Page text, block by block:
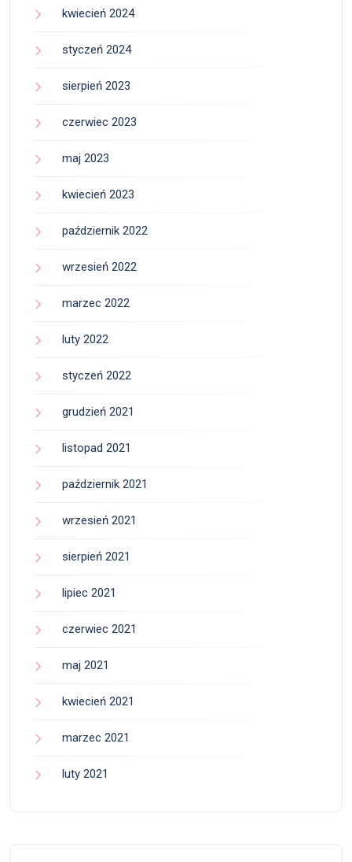
kwiecień 2024
styczeń 2024
sierpień 2023
czerwiec 2023
maj 2023
kwiecień 2023
październik 2022
wrzesień 2022
marzec 2022
luty 2022
styczeń 2022
grudzień 2021
listopad 2021
październik 2021
wrzesień 2021
sierpień 2021
lipiec 2021
czerwiec 2021
maj 2021
kwiecień 2021
marzec 2021
luty 2021